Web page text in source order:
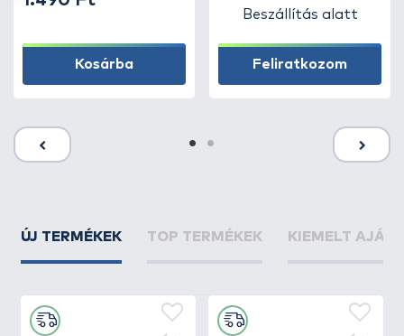
Kosárba
Beszállítás alatt
Feliratkozom
ÚJ TERMÉKEK TOP TERMÉKEK KIEMELT